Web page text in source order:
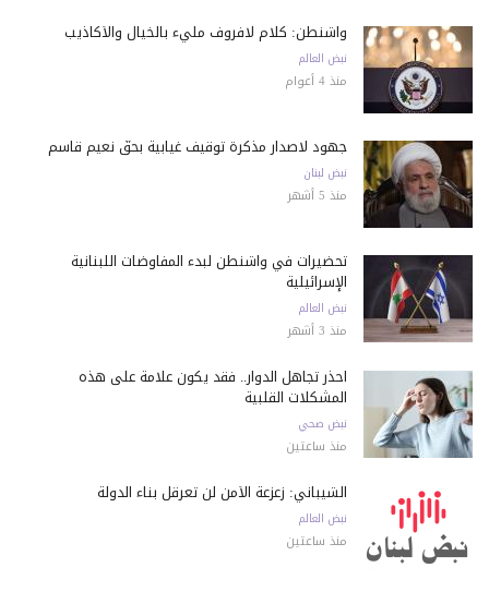
واشنطن: كلام لافروف مليء بالخيال والأكاذيب
نبض العالم
منذ 4 أعوام
جهود لاصدار مذكرة توقيف غيابية بحقّ نعيم قاسم
نبض لبنان
منذ 5 أشهر
تحضيرات في واشنطن لبدء المفاوضات اللبنانية
الإسرائيلية
نبض العالم
منذ 3 أشهر
احذر تجاهل الدوار.. فقد يكون علامة على هذه
المشكلات القلبية
نبض صحي
منذ ساعتين
الشيباني: زعزعة الأمن لن تعرقل بناء الدولة
نبض العالم
منذ ساعتين